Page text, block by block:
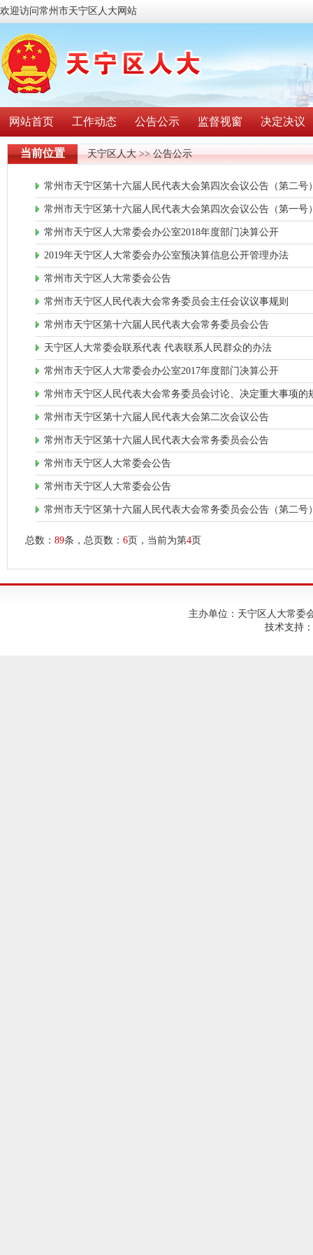
欢迎访问常州市天宁区人大网站
网站首页 工作动态 公告公示 监督视窗 决定决议
当前位置 天宁区人大>> 公告公示
常州市天宁区第十六届人民代表大会第四次会议公告（第二号
常州市天宁区第十六届人民代表大会第四次会议公告（第一号
常州市天宁区人大常委会办公室2018年度部门决算公开
2019年天宁区人大常委会办公室预决算信息公开管理办法
常州市天宁区人大常委会公告
常州市天宁区人民代表大会常务委员会主任会议议事规则
常州市天宁区第十六届人民代表大会常务委员会公告
天宁区人大常委会联系代表 代表联系人民群众的办法
常州市天宁区人大常委会办公室2017年度部门决算公开
常州市天宁区人民代表大会常务委员会讨论、决定重大事项的
常州市天宁区第十六届人民代表大会第二次会议公告
常州市天宁区第十六届人民代表大会常务委员会公告
常州市天宁区人大常委会公告
常州市天宁区人大常委会公告
常州市天宁区第十六届人民代表大会常务委员会公告（第二号
总数： 89条，总页数： 6页，当前为第4页
主办单位：天宁区人大常委
技术支持